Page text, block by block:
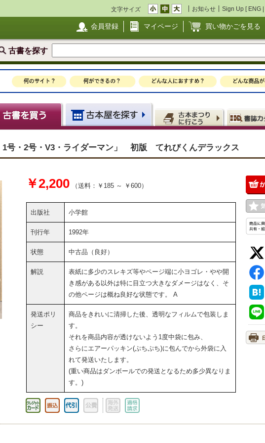
文字サイズ お知らせ Sign Up [ ENG |
会員登録 マイページ 買い物かごを見る
古書を探す
1号・2号・V3・ライダーマン」 初版 てれびくんデラックス
￥2,200 （送料：￥185 ～ ￥600）
出版社 小学館
刊行年 1992年
状態 中古品（良好）
解説
表紙に多少のスレキズ等やページ端に小ヨゴレ・やや開
き感がある以外は特に目立つ大きなダメージはなく、そ
の他ページは概ね良好な状態です。 A
発送ポリ
シー
商品をきれいに清掃した後、透明なフィルムで包装しま
す。
それを商品内容が透けないよう1度中袋に包み、
さらにエアーパッキン(ぷちぷち)に包んでから外袋に入
れて発送いたします。
(重い商品はダンボールでの発送となるため多少異なりま
す。)